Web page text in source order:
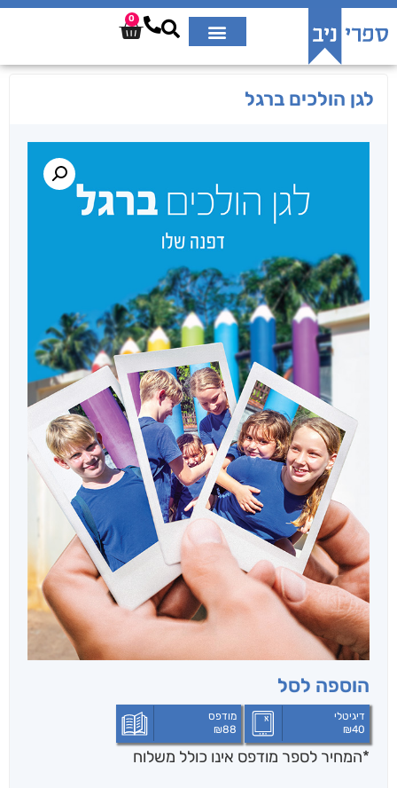
0
לגן הולכים ברגל
הוספה לסל
דיגיטלי
₪40
מודפס
₪88
*המחיר לספר מודפס אינו כולל משלוח